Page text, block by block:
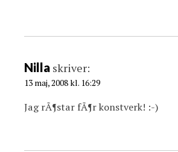
Nilla skriver:
13 maj, 2008 kl. 16:29
Jag rÃ¶star fÃ¶r konstverk! :-)